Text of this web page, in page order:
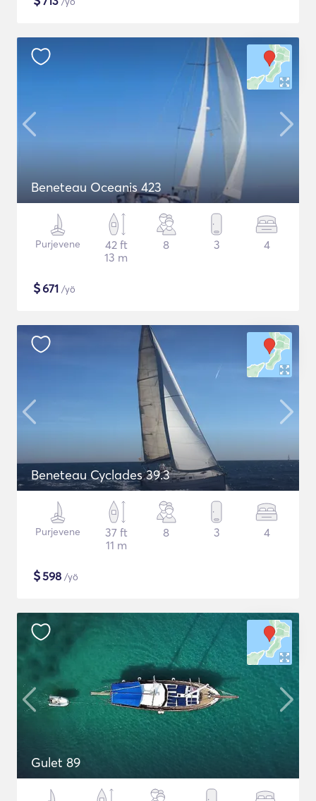
Beneteau Oceanis 423
Purjevene
42 ft
13 m
8 3 4
$671 /yö
Beneteau Cyclades 39.3
Purjevene
37 ft
11 m
8 3 4
$598 /yö
Gulet 89